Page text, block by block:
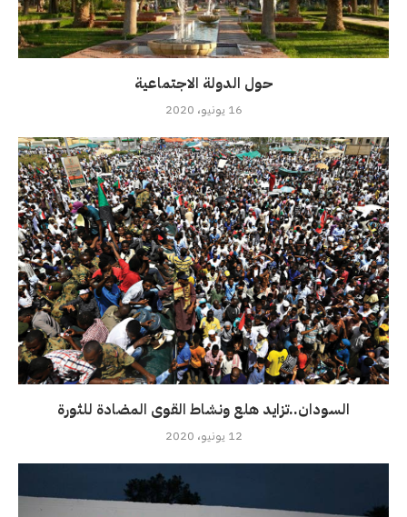
حول الدولة الاجتماعية
16 يونيو، 2020
السودان..تزايد هلع ونشاط القوى المضادة للثورة
12 يونيو، 2020